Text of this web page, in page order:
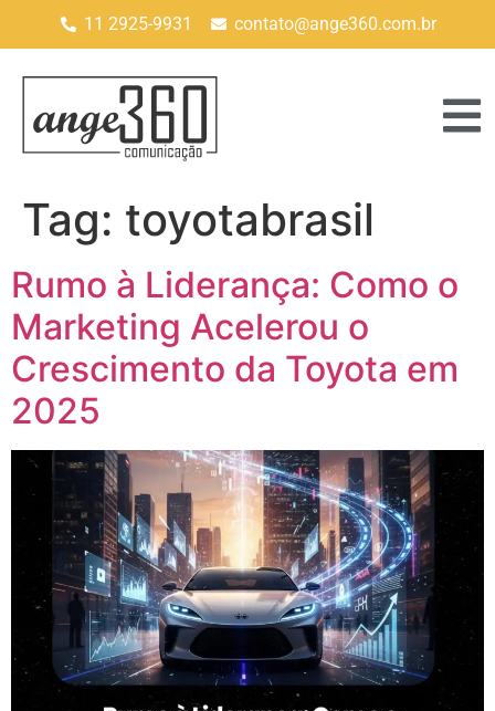
11 2925-9931 contato@ange360.com.br
Tag: toyotabrasil
Rumo à Liderança: Como o
Marketing Acelerou o
Crescimento da Toyota em
2025